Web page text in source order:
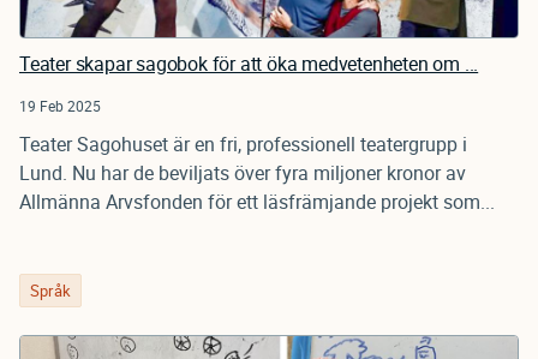
Teater skapar sagobok för att öka medvetenheten om ...
19 Feb 2025
Teater Sagohuset är en fri, professionell teatergrupp i
Lund. Nu har de beviljats över fyra miljoner kronor av
Allmänna Arvsfonden för ett läsfrämjande projekt som...
Språk